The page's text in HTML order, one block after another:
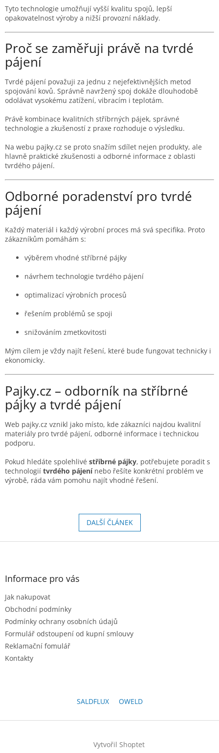
Tyto technologie umožňují vyšší kvalitu spojů, lepší
opakovatelnost výroby a nižší provozní náklady.
Proč se zaměřuji právě na tvrdé
pájení
Tvrdé pájení považuji za jednu z nejefektivnějších metod
spojování kovů. Správně navržený spoj dokáže dlouhodobě
odolávat vysokému zatížení, vibracím i teplotám.
Právě kombinace kvalitních stříbrných pájek, správné
technologie a zkušeností z praxe rozhoduje o výsledku.
Na webu pajky.cz se proto snažím sdílet nejen produkty, ale
hlavně praktické zkušenosti a odborné informace z oblasti
tvrdého pájení.
Odborné poradenství pro tvrdé
pájení
Každý materiál i každý výrobní proces má svá specifika. Proto
zákazníkům pomáhám s:
výběrem vhodné stříbrné pájky
návrhem technologie tvrdého pájení
optimalizací výrobních procesů
řešením problémů se spoji
snižováním zmetkovitosti
Mým cílem je vždy najít řešení, které bude fungovat technicky i
ekonomicky.
Pajky.cz – odborník na stříbrné
pájky a tvrdé pájení
Web pajky.cz vznikl jako místo, kde zákazníci najdou kvalitní
materiály pro tvrdé pájení, odborné informace i technickou
podporu.
Pokud hledáte spolehlivé stříbrné pájky, potřebujete poradit s
technologií tvrdého pájenínebo řešíte konkrétní problém ve
výrobě, ráda vám pomohu najít vhodné řešení.
DALŠÍ ČLÁNEK
Z
Informace pro vás
Jak nakupovat
Obchodní podmínky
Podmínky ochrany osobních údajů
Formulář odstoupení od kupní smlouvy
Reklamační fomulář
Kontakty
SALDFLUX OWELD
Vytvořil Shoptet